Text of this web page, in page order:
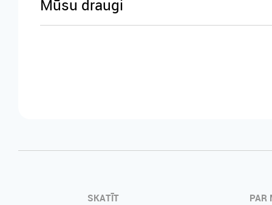
Mūsu draugi
SKATĪT PAR